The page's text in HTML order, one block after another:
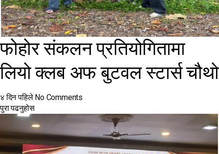
फोहोर संकलन प्रतियोगितामा
लियो क्लब अफ बुटवल स्टार्स चौथो
४ दिन पहिले No Comments
पुरा पढनुहोस